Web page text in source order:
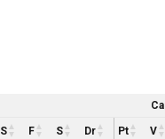
S F S Dr Pt
V